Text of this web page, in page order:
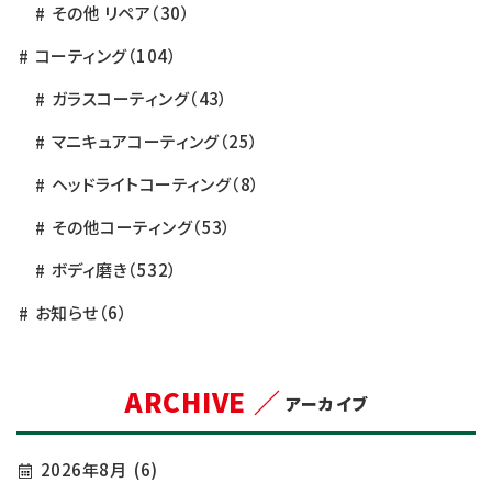
その他 リペア（30）
コーティング（104）
ガラスコーティング（43）
マニキュアコーティング（25）
ヘッドライトコーティング（8）
その他コーティング（53）
ボディ磨き（532）
お知らせ（6）
ARCHIVE ／ アーカイブ
2026年8月 (6)